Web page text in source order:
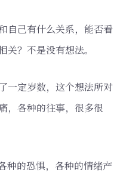
自己有什么关系，能否看
？不是没有想法。
一定岁数，这个想法所对
，各种的往事，很多很
的恐惧，各种的情绪产